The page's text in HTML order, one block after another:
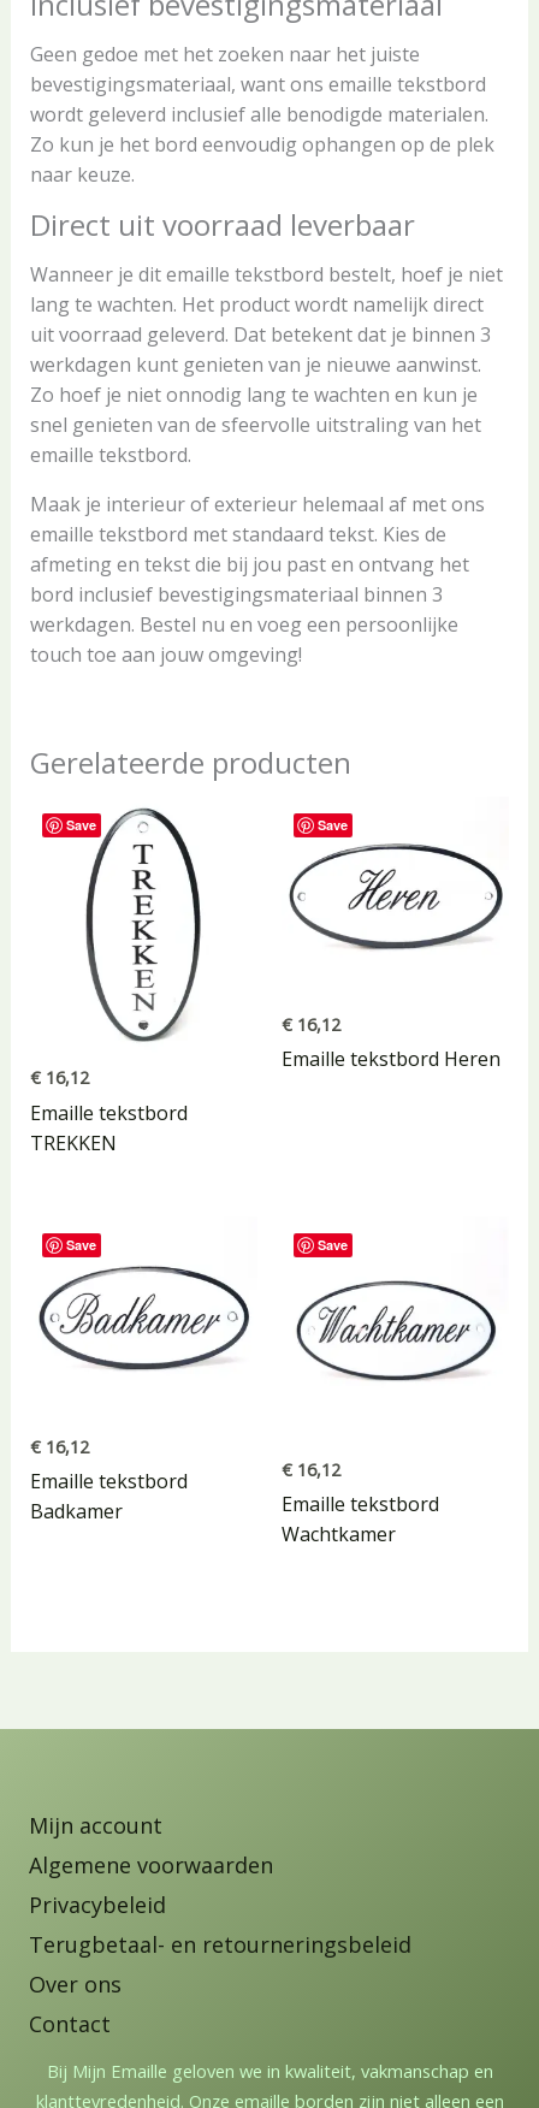
Geen gedoe met het zoeken naar het juiste
bevestigingsmateriaal, want ons emaille tekstbord
wordt geleverd inclusief alle benodigde materialen.
Zo kun je het bord eenvoudig ophangen op de plek
naar keuze.
Direct uit voorraad leverbaar
Wanneer je dit emaille tekstbord bestelt, hoef je niet
lang te wachten. Het product wordt namelijk direct
uit voorraad geleverd. Dat betekent dat je binnen 3
werkdagen kunt genieten van je nieuwe aanwinst.
Zo hoef je niet onnodig lang te wachten en kun je
snel genieten van de sfeervolle uitstraling van het
emaille tekstbord.
Maak je interieur of exterieur helemaal af met ons
emaille tekstbord met standaard tekst. Kies de
afmeting en tekst die bij jou past en ontvang het
bord inclusief bevestigingsmateriaal binnen 3
werkdagen. Bestel nu en voeg een persoonlijke
touch toe aan jouw omgeving!
Gerelateerde producten
Save
€16,12
Emaille tekstbord
TREKKEN
Save
€ 16,12
Emaille tekstbord Heren
Save
€16,12
Emaille tekstbord
Badkamer
Save
€ 16,12
Emaille tekstbord
Wachtkamer
Mijn account
Algemene voorwaarden
Privacybeleid
Terugbetaal- en retourneringsbeleid
Over ons
Contact
Bij Mijn Emaille geloven we in kwaliteit, vakmanschap en
klanttevredenheid. Onze emaille borden zijn niet alleen een